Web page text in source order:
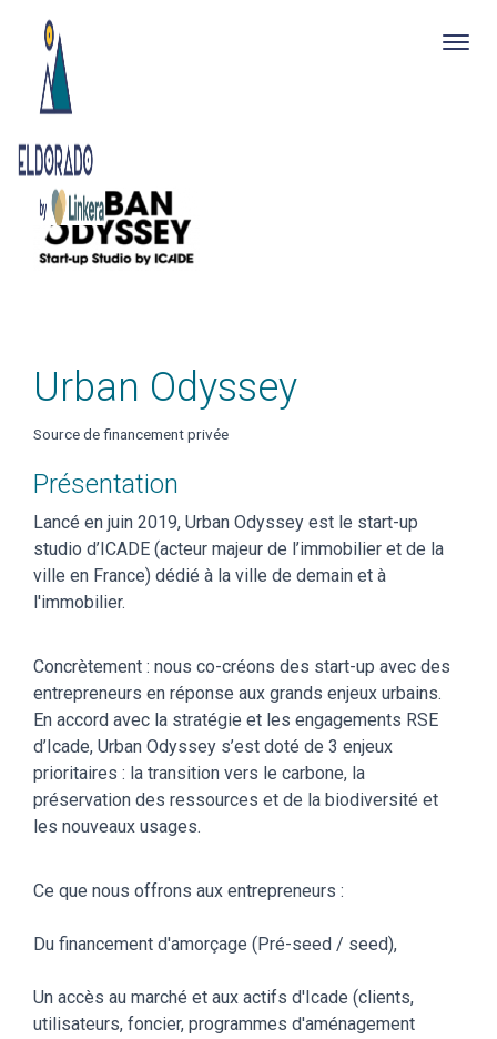
main
content
Urban Odyssey
Source de financement privée
Présentation
Lancé en juin 2019, Urban Odyssey est le start-up
studio d’ICADE (acteur majeur de l’immobilier et de la
ville en France) dédié à la ville de demain et à
l'immobilier.
Concrètement : nous co-créons des start-up avec des
entrepreneurs en réponse aux grands enjeux urbains.
En accord avec la stratégie et les engagements RSE
d’Icade, Urban Odyssey s’est doté de 3 enjeux
prioritaires : la transition vers le carbone, la
préservation des ressources et de la biodiversité et
les nouveaux usages.
Ce que nous offrons aux entrepreneurs :
Du financement d'amorçage (Pré-seed / seed),
Un accès au marché et aux actifs d'Icade (clients,
utilisateurs, foncier, programmes d'aménagement